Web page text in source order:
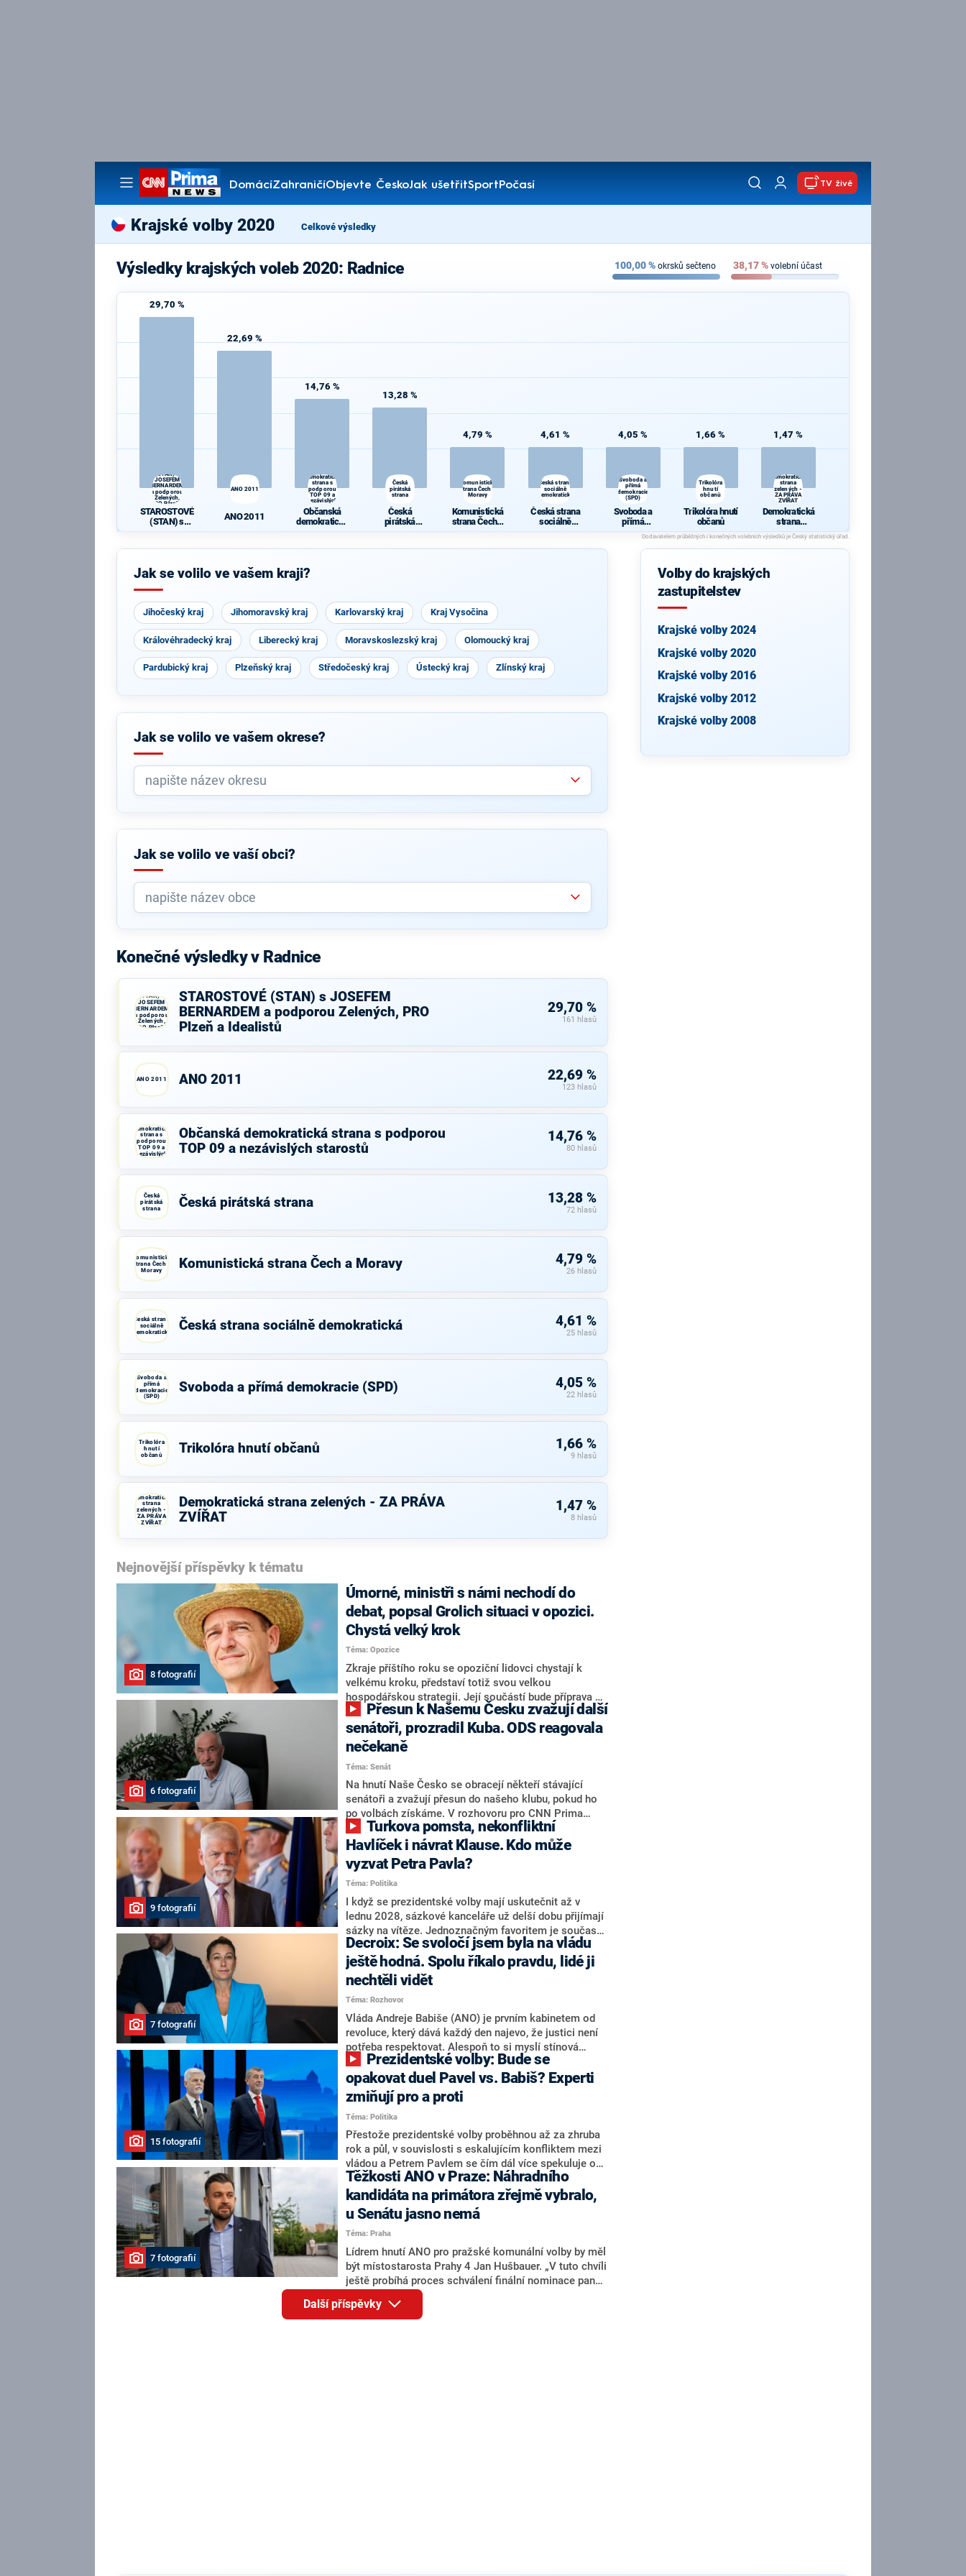
DomácíZahraničíObjevte ČeskoJak ušetřitSportPočasí
Pořady
TV živě
Krajské volby 2020 Celkové výsledky
Výsledky krajských voleb 2020: Radnice 100,00% okrsků sečteno 38,17% volební účast
29,70 %
(STAN) s
JOSEFEM
BERNARDEM
a podporou
Zelených,
PRO Plzeň a
Idealistů
STAROSTOVÉ
(STAN) s
a podporou
PRO Plzeň a
22,69 %
ANO 2011
ANO 2011
14,76 %
demokratická
strana s
podporou
TOP 09 a
nezávislých
starostů
Občanská
demokratická
09 a
starostů
13,28 %
Česká
pirátská
strana
Česká
pirátská
4,79 %
Komunistická
strana Čech a
Moravy
Komunistická
strana Čech a
4,61 %
Česká strana
sociálně
demokratická
Česká strana
sociálně
demokratická
4,05 %
Svoboda a
přímá
demokracie
(SPD)
Svoboda a
přímá
demokracie
(SPD)
1,66 %
Trikolóra
hnutí
občanů
Trikolóra hnutí
občanů
1,47 %
Demokratická
strana
zelených -
ZA PRÁVA
ZVÍŘAT
Demokratická
strana
zelených - ZA
PRÁVA
ZVÍŘAT
Jak se volilo ve vašem kraji?
Jihočeský kraj Jihomoravský kraj Karlovarský kraj Kraj Vysočina
Královéhradecký kraj Liberecký kraj Moravskoslezský kraj Olomoucký kraj
Pardubický kraj Plzeňský kraj Středočeský kraj Ústecký kraj Zlínský kraj
Jak se volilo ve vašem okrese?
Jak se volilo ve vaší obci?
Konečné výsledky v Radnice
(STAN) s
JOSEFEM
BERNARDEM
a podporou
Zelených,
PRO Plzeň a
STAROSTOVÉ (STAN) s JOSEFEM
BERNARDEM a podporou Zelených, PRO
Plzeň a Idealistů
29,70 %
161 hlasů
ANO 2011 ANO 2011 22,69 %
123 hlasů
demokratická
strana s
podporou
TOP 09 a
nezávislých
starostů
Občanská demokratická strana s podporou
TOP 09 a nezávislých starostů
14,76 %
80 hlasů
Česká
pirátská
strana
Česká pirátská strana 13,28 %
72 hlasů
Komunistická
strana Čech a
Moravy
Komunistická strana Čech a Moravy 4,79 %
26 hlasů
Česká strana
sociálně
demokratická
Česká strana sociálně demokratická 4,61 %
25 hlasů
Svoboda a
přímá
demokracie
(SPD)
Svoboda a přímá demokracie (SPD) 4,05 %
22 hlasů
Trikolóra
hnutí
občanů
Trikolóra hnutí občanů 1,66 %
9 hlasů
Demokratická
strana
zelených -
ZA PRÁVA
ZVÍŘAT
Demokratická strana zelených - ZA PRÁVA
ZVÍŘAT
1,47 %
8 hlasů
Nejnovější příspěvky k tématu
8 fotografií
Úmorné, ministři s námi nechodí do
debat, popsal Grolich situaci v opozici.
Chystá velký krok
Téma: Opozice
Zkraje příštího roku se opoziční lidovci chystají k
velkému kroku, představí totiž svou velkou
hospodářskou strategii. Její součástí bude příprava na
stárnutí populace, řekl ve středu na setkání s novináři
nový předseda lidovců Jan Grolich. Ten zároveň v
senátních volbách kandiduje ve Vyškově. Popsal i
aktivitu opozice, o níž vládní strany nebo političtí
komentátoři mluví jako o slabé a v defenzivě. „Je to
úmorná práce upozorňovat na chyby vlády. Ministři s
námi navíc nechodí do debat. Chceme ale ukazovat
svoje témata,“ odpověděl Grolich na dotaz CNN Prima
NEWS.
6 fotografií
senátoři, prozradil Kuba. ODS reagovala
nečekaně
Téma: Senát
Na hnutí Naše Česko se obracejí někteří stávající
senátoři a zvažují přesun do našeho klubu, pokud ho
po volbách získáme. V rozhovoru pro CNN Prima
NEWS to řekl zakladatel hnutí a jihočeský hejtman
Martin Kuba. Konkrétní nebyl, ale získat by takto mohl
například senátora Zdeňka Hrabu, který je dnes
součástí klubu ODS a TOP 09. Hraba to na dotaz
redakce nevyloučil. Předseda klubu senátorů ODS
Zdeněk Nytra redakci řekl, že počítá s odchodem
některých senátorů z klubu a že Naše Česko není
nepřítel, ale soupeř.
9 fotografií
Havlíček i návrat Klause. Kdo může
vyzvat Petra Pavla?
Téma: Politika
I když se prezidentské volby mají uskutečnit až v
lednu 2028, sázkové kanceláře už delší dobu přijímají
sázky na vítěze. Jednoznačným favoritem je současná
hlava státu Petr Pavel. Daleko za ním pak bookmakeři
zmiňují dva výrazné politiky ANO, tedy premiéra
Andreje Babiše a ministra průmyslu Karla Havlíčka.
Oblíbeným tipem samotných sázkařů je poslanec za
Motoristy Filip Turek. Politolog Jan Kubáček nicméně
o případné kandidatuře kohokoliv ze zmíněné trojice
značně pochybuje. Podle něj současná koalice dosud
nemá osobu, která by Pavlovi mohla konkurovat.
7 fotografií
Decroix: Se svoločí jsem byla na vládu
ještě hodná. Spolu říkalo pravdu, lidé ji
nechtěli vidět
Téma: Rozhovor
Vláda Andreje Babiše (ANO) je prvním kabinetem od
revoluce, který dává každý den najevo, že justici není
potřeba respektovat. Alespoň to si myslí stínová
ministryně spravedlnosti ODS Eva Decroix. V
rozhovoru pro CNN Prima NEWS si nebrala servítky
ohledně politického výkonu svého nástupce Jeronýma
Tejce (za ANO) či vládní zmocněnkyně pro lidská
práva Taťány Malé (ANO). Označením „svoloč“ na
adresu vlády prý byla ještě hodná. Decroix se také
vrátila k volební porážce koalice Spolu či promluvila o
hnutí Naše Česko Martina Kuby.
15 fotografií
opakovat duel Pavel vs. Babiš? Experti
zmiňují pro a proti
Téma: Politika
Přestože prezidentské volby proběhnou až za zhruba
rok a půl, v souvislosti s eskalujícím konfliktem mezi
vládou a Petrem Pavlem se čím dál více spekuluje o
tom, koho by do bitvy o Hrad mohla vyslat současná
koalice. Někteří političtí komentátoři znovu vytahují
jméno premiéra Andreje Babiše (ANO). Jak moc je
pravděpodobné, že se v prezidentských volbách 2028
bude znovu opakovat souboj z roku 2023?
7 fotografií
Těžkosti ANO v Praze: Náhradního
kandidáta na primátora zřejmě vybralo,
u Senátu jasno nemá
Téma: Praha
Lídrem hnutí ANO pro pražské komunální volby by měl
být místostarosta Prahy 4 Jan Hušbauer. „V tuto chvíli
ještě probíhá proces schválení finální nominace pana
Jana Hušbauera Výborem hnutí ANO,“ uvedl pro
redakci místopředseda pražského ANO Martin
Benkovič. O Hušbauerovi se spekulovalo jako o
Další příspěvky
Volby do krajských
zastupitelstev
Krajské volby 2024
Krajské volby 2020
Krajské volby 2016
Krajské volby 2012
Krajské volby 2008